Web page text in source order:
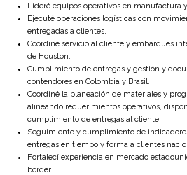
Lideré equipos operativos en manufactura
Ejecuté operaciones logísticas con
entregadas a clientes.
Coordiné servicio al cliente y embarques
de Houston.
Cumplimiento de entregas y gestión y
contendores en Colombia y Brasil.
Coordiné la planeación de materiales y
alineando requerimientos operativos,
cumplimiento de entregas al cliente
Seguimiento y cumplimiento de
entregas en tiempo y forma a clientes
Fortalecí experiencia en mercado
border